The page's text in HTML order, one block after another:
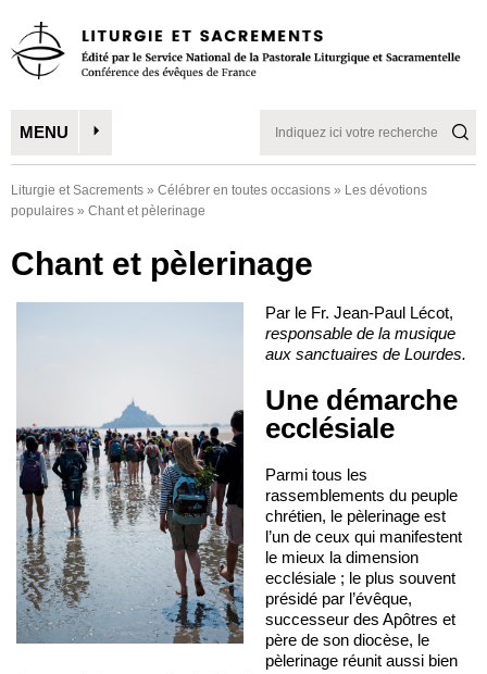
MENU
Liturgie et Sacrements » Célébrer en toutes occasions » Les dévotions
populaires » Chant et pèlerinage
Chant et pèlerinage
Par le Fr. Jean-Paul Lécot,
responsable de la musique
aux sanctuaires de Lourdes.
Une démarche
ecclésiale
Parmi tous les
rassemblements du peuple
chrétien, le pèlerinage est
l’un de ceux qui manifestent
le mieux la dimension
ecclésiale ; le plus souvent
présidé par l’évêque,
successeur des Apôtres et
père de son diocèse, le
pèlerinage réunit aussi bien